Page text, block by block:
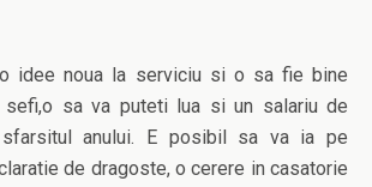
idee noua la serviciu si o sa fie bine
sa va puteti lua si un salariu de
anului. E posibil sa va ia pe
de dragoste, o cerere in casatorie